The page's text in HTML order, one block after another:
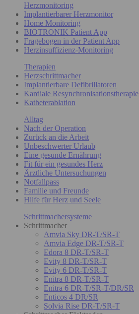
Herzmonitoring
Implantierbarer Herzmonitor
Home Monitoring
BIOTRONIK Patient App
Fragebogen in der Patient App
Herzinsuffizienz-Monitoring
Therapien
Herzschrittmacher
Implantierbare Defibrillatoren
Kardiale Resynchronisationstherapie
Katheterablation
Alltag
Nach der Operation
Zurück an die Arbeit
Unbeschwerter Urlaub
Eine gesunde Ernährung
Fit für ein gesundes Herz
Ärztliche Untersuchungen
Notfallpass
Familie und Freunde
Hilfe für Herz und Seele
Schrittmachersysteme
Schrittmacher
Amvia Sky DR-T/SR-T
Amvia Edge DR-T/SR-T
Edora 8 DR-T/SR-T
Evity 8 DR-T/SR-T
Evity 6 DR-T/SR-T
Enitra 8 DR-T/SR-T
Enitra 6 DR-T/SR-T/DR/SR
Enticos 4 DR/SR
Solvia Rise DR-T/SR-T